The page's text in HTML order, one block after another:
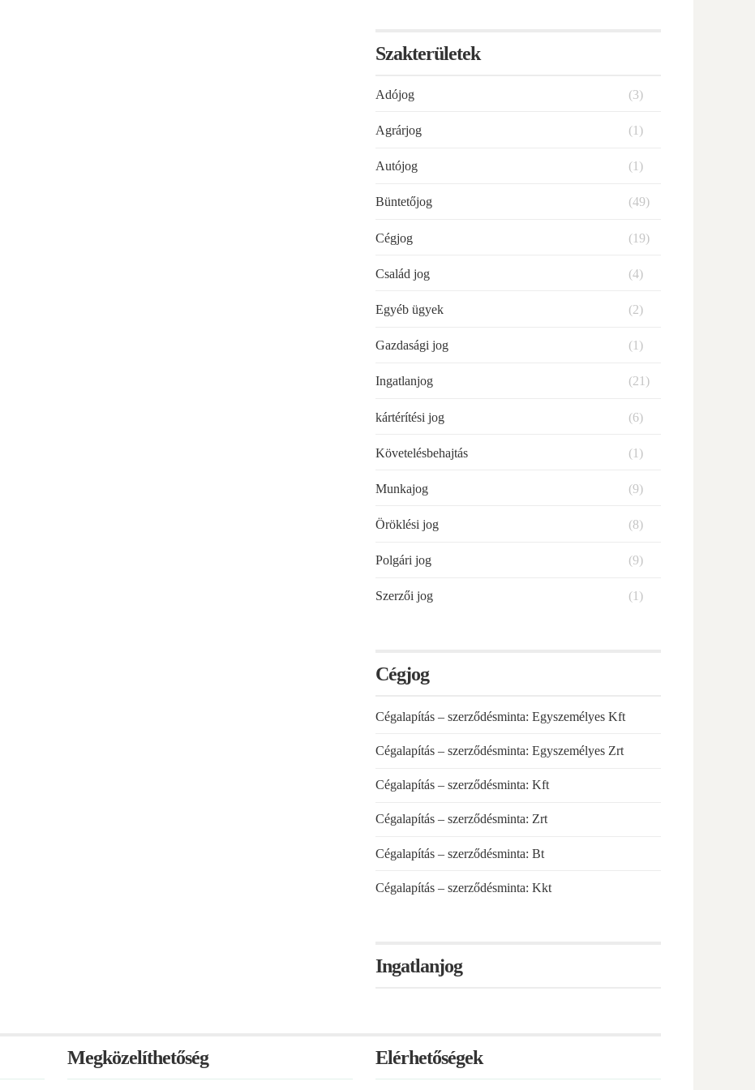
Szakterületek
Adójog (3)
Agrárjog (1)
Autójog (1)
Büntetőjog (49)
Cégjog (19)
Család jog (4)
Egyéb ügyek (2)
Gazdasági jog (1)
Ingatlanjog (21)
kártérítési jog (6)
Követelésbehajtás (1)
Munkajog (9)
Öröklési jog (8)
Polgári jog (9)
Szerzői jog (1)
Cégjog
Cégalapítás – szerződésminta: Egyszemélyes Kft
Cégalapítás – szerződésminta: Egyszemélyes Zrt
Cégalapítás – szerződésminta: Kft
Cégalapítás – szerződésminta: Zrt
Cégalapítás – szerződésminta: Bt
Cégalapítás – szerződésminta: Kkt
Ingatlanjog
Megközelíthetőség Elérhetőségek